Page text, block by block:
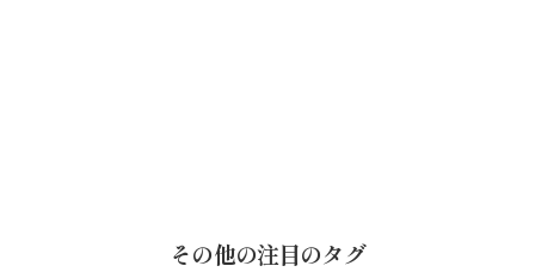
その他の注目のタグ